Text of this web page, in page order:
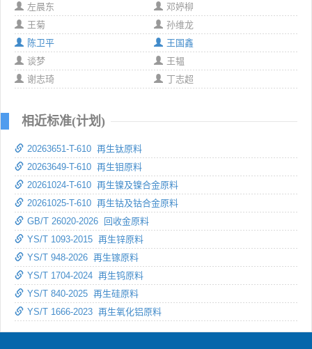
左晨东
邓婷柳
王菊
孙维龙
陈卫平
王国鑫
谈梦
王韫
谢志琦
丁志超
相近标准(计划)
20263651-T-610 再生钛原料
20263649-T-610 再生钼原料
20261024-T-610 再生镍及镍合金原料
20261025-T-610 再生钴及钴合金原料
GB/T 26020-2026 回收金原料
YS/T 1093-2015 再生锌原料
YS/T 948-2026 再生镓原料
YS/T 1704-2024 再生钨原料
YS/T 840-2025 再生硅原料
YS/T 1666-2023 再生氧化铝原料